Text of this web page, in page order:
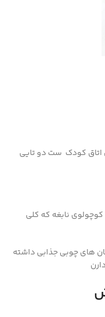
اتاق کودک ست دو تایی
نابغه که کلی
های چوبی جذابی داشته